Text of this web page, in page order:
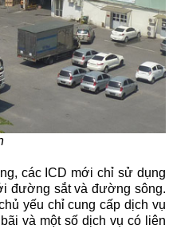
các ICD mới chỉ sử dụng
đường sắt và đường sông.
yếu chỉ cung cấp dịch vụ
và một số dịch vụ có liên